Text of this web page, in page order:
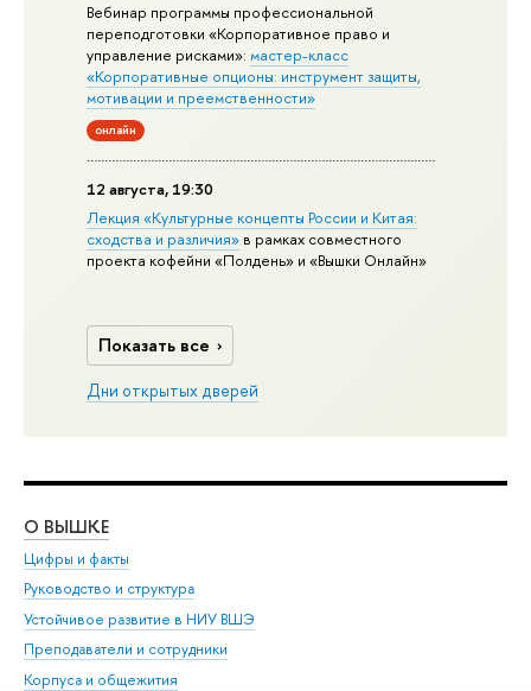
Вебинар программы профессиональной
переподготовки «Корпоративное право и
управление рисками»:мастер-класс
«Корпоративные опционы: инструмент защиты,
мотивации и преемственности»
онлайн
12 августа, 19:30
Лекция «Культурные концепты России и Китая:
сходства и различия» в рамках совместного
проекта кофейни «Полдень» и «Вышки Онлайн»
Показать все
Дни открытых дверей
О ВЫШКЕ
Цифры и факты
Руководство и структура
Устойчивое развитие в НИУ ВШЭ
Преподаватели и сотрудники
Корпуса и общежития